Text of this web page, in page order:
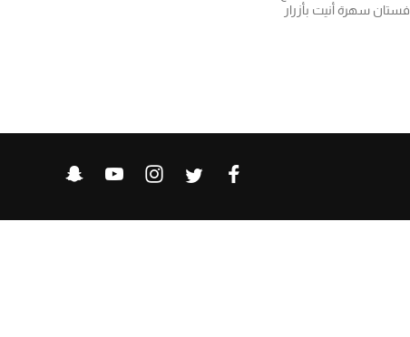
فستان سهرة أنيت بأزرار